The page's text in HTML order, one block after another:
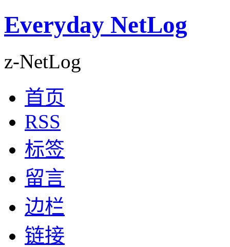
Everyday NetLog
z-NetLog
首页
RSS
标签
留言
边栏
链接